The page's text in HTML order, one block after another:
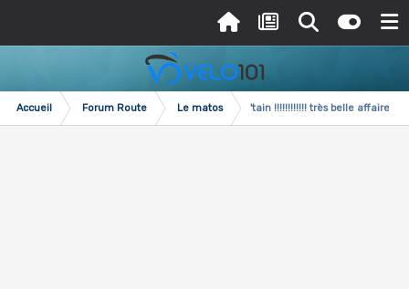
Accueil Forum Route Le matos 'tain !!!!!!!!!!!! très belle affaire !!!